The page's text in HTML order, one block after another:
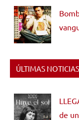
ÚLTIMAS NOTICIAS
de